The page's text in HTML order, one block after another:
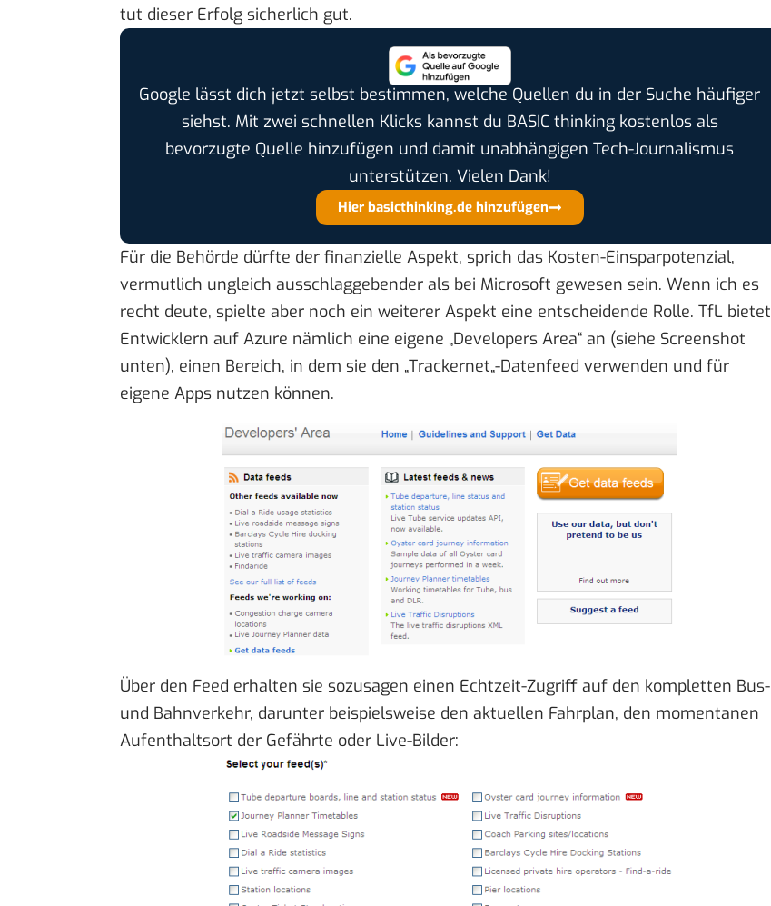
tut dieser Erfolg sicherlich gut.
Google lässt dich jetzt selbst bestimmen, welche Quellen du in der Suche häufiger
siehst. Mit zwei schnellen Klicks kannst du BASIC thinking kostenlos als
bevorzugte Quelle hinzufügen und damit unabhängigen Tech-Journalismus
unterstützen. Vielen Dank!
Hier basicthinking.de hinzufügen
Für die Behörde dürfte der finanzielle Aspekt, sprich das Kosten-Einsparpotenzial,
vermutlich ungleich ausschlaggebender als bei Microsoft gewesen sein. Wenn ich es
recht deute, spielte aber noch ein weiterer Aspekt eine entscheidende Rolle. TfL bietet
Entwicklern auf Azure nämlich eine eigene „Developers Area“ an (siehe Screenshot
unten), einen Bereich, in dem sie den „Trackernet„-Datenfeed verwenden und für
eigene Apps nutzen können.
Über den Feed erhalten sie sozusagen einen Echtzeit-Zugriff auf den kompletten Bus-
und Bahnverkehr, darunter beispielsweise den aktuellen Fahrplan, den momentanen
Aufenthaltsort der Gefährte oder Live-Bilder: